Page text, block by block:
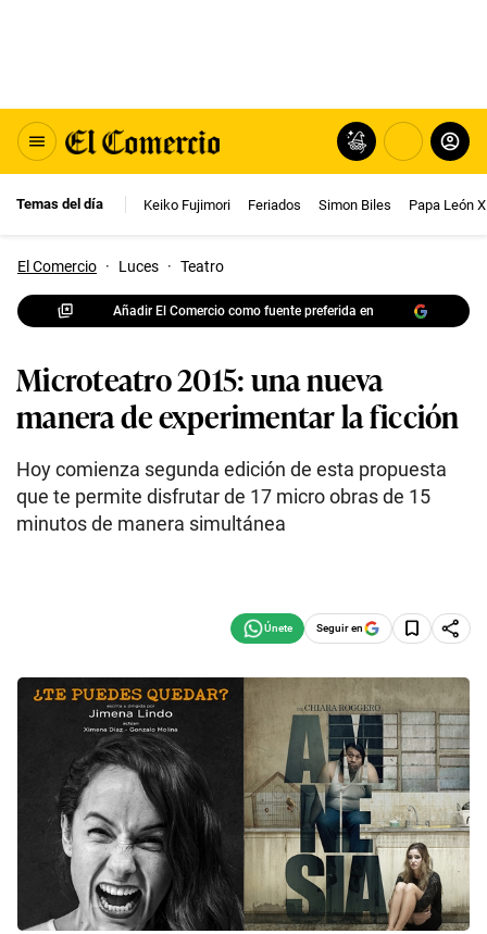
Temas del día Keiko Fujimori Feriados Simon Biles Papa León
El Comercio · Luces · Teatro
Añadir El Comercio como fuente preferida en
Microteatro 2015: una nueva
manera de experimentar la ficción
Hoy comienza segunda edición de esta propuesta
que te permite disfrutar de 17 micro obras de 15
minutos de manera simultánea
Seguir en